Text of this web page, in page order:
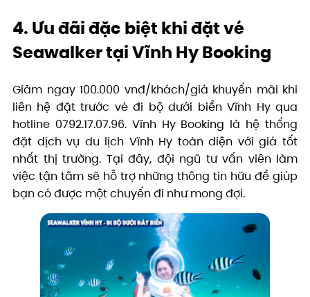
4. Ưu đãi đặc biệt khi đặt vé
Seawalker tại Vĩnh Hy Booking
Giảm ngay 100.000 vnđ/khách/giá khuyến mãi khi
liên hệ đặt trước vé đi bộ dưới biển Vĩnh Hy qua
hotline 0792.17.07.96. Vĩnh Hy Booking là hệ thống
đặt dịch vụ du lịch Vĩnh Hy toàn diện với giá tốt
nhất thị trường. Tại đây, đội ngũ tư vấn viên làm
việc tận tâm sẽ hỗ trợ những thông tin hữu để giúp
bạn có được một chuyến đi như mong đợi.